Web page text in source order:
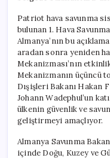
Patriot hava savunma
bulunan 1. Hava
Almanya’nın bu
aradan sonra yeniden
Mekanizması’nın
Mekanizmanın üçüncü
Dışişleri Bakanı Hakan
Johann Wadephul’un
ülkenin güvenlik ve
geliştirmeyi amaçlıyor.
Almanya Savunma
içinde Doğu, Kuzey ve